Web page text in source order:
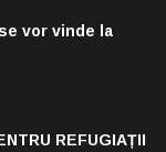
vor vinde la
REFUGIAȚII